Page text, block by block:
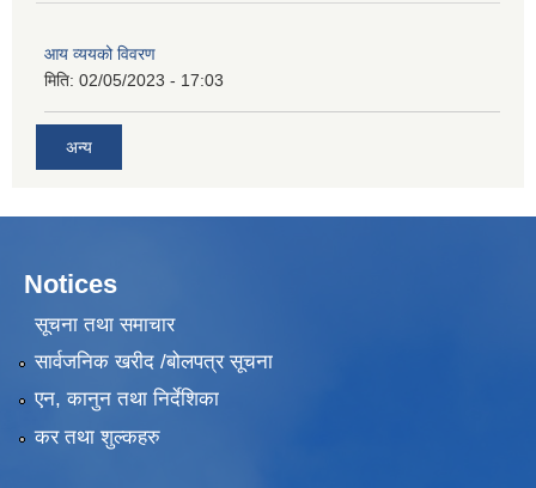
आय व्ययको विवरण
मिति: 02/05/2023 - 17:03
अन्य
Notices
सूचना तथा समाचार
सार्वजनिक खरीद /बोलपत्र सूचना
एन, कानुन तथा निर्देशिका
कर तथा शुल्कहरु